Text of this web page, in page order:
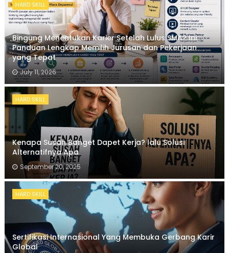
HARD SKILL
Bingung Menentukan Karier Setelah Lulus SMA? Ini
Panduan Lengkap Memilih Jurusan dan Pekerjaan
yang Tepat
July 11, 2026
HARD SKILL
Kenapa Susah Banget Dapet Kerja? lalu Solusi
Alternatifnya Apa
September 20, 2025
HARD SKILL
Sertifikasi Internasional Yang Membuka Gerbang Karir
Global